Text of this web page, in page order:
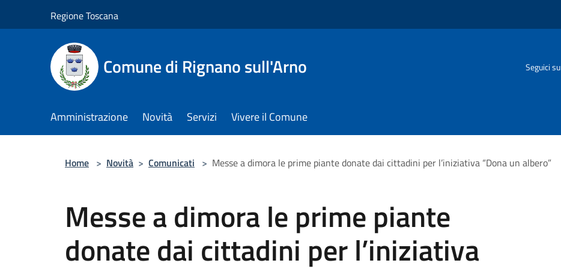
Regione Toscana
Comune di Rignano sull'Arno Seguici su
Amministrazione Novità Servizi Vivere il Comune
Home > Novità > Comunicati > Messe a dimora le prime piante donate dai cittadini per l’iniziativa “Dona un albero”
Messe a dimora le prime piante
donate dai cittadini per l’iniziativa